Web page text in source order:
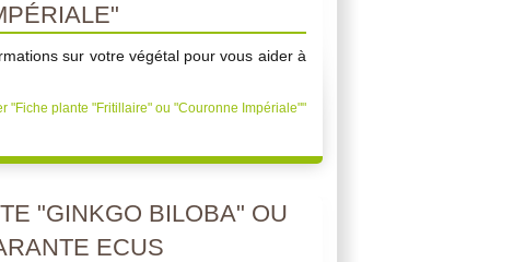
sur votre végétal pour vous aider à
"Fiche plante "Fritillaire" ou "Couronne Impériale""
"GINKGO BILOBA" OU
ECUS